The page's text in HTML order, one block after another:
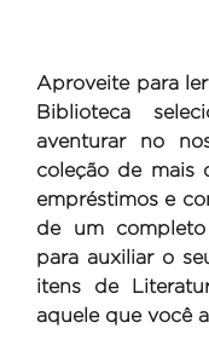
Aproveite para
Biblioteca
aventurar no
coleção de mais
empréstimos e
de um
para auxiliar o
itens de
aquele que você